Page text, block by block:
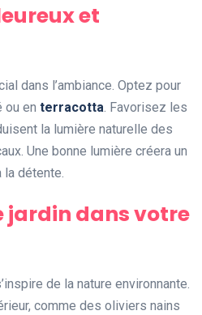
et
dans l’ambiance. Optez pour
ou en terracotta. Favorisez les
la lumière naturelle des
Une bonne lumière créera un
la détente.
jardin dans votre
de la nature environnante.
comme des oliviers nains